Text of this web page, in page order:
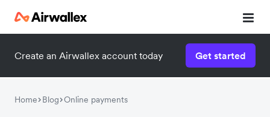
Create an Airwallex account today Get started
Home Blog Online payments